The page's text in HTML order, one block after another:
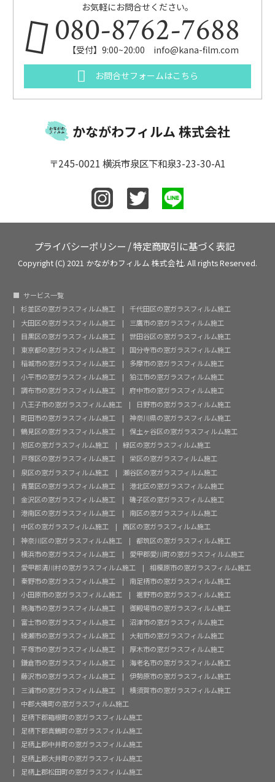
お気軽にお問合せください。
080-8762-7688
【受付】9:00~20:00 info@kana-film.com
お問合せフォームはこちら
かながわフィルム 株式会社
〒245-0021 横浜市泉区下和泉3-23-30-A1
プライバシーポリシー /特定商取引に基づく表記
Copyright (C) 2021 かながわフィルム 株式会社. All rights Reserved.
サービス一覧
杉並区の窓ガラスフィルム施工
千代田区の窓ガラスフィルム施工
大田区の窓ガラスフィルム施工
三鷹市の窓ガラスフィルム施工
目黒区の窓ガラスフィルム施工
世田谷区の窓ガラスフィルム施工
東京都の窓ガラスフィルム施工
国分寺市の窓ガラスフィルム施工
稲城市の窓ガラスフィルム施工
多摩市の窓ガラスフィルム施工
小平市の窓ガラスフィルム施工
狛江市の窓ガラスフィルム施工
調布市の窓ガラスフィルム施工
府中市の窓ガラスフィルム施工
八王子市の窓ガラスフィルム施工
日野市の窓ガラスフィルム施工
町田市の窓ガラスフィルム施工
神奈川県の窓ガラスフィルム施工
鶴見区の窓ガラスフィルム施工
保土ヶ谷区の窓ガラスフィルム施工
旭区の窓ガラスフィルム施工
緑区の窓ガラスフィルム施工
戸塚区の窓ガラスフィルム施工
栄区の窓ガラスフィルム施工
泉区の窓ガラスフィルム施工
瀬谷区の窓ガラスフィルム施工
青葉区の窓ガラスフィルム施工
港北区の窓ガラスフィルム施工
金沢区の窓ガラスフィルム施工
磯子区の窓ガラスフィルム施工
港南区の窓ガラスフィルム施工
南区の窓ガラスフィルム施工
中区の窓ガラスフィルム施工
西区の窓ガラスフィルム施工
神奈川区の窓ガラスフィルム施工
都筑区の窓ガラスフィルム施工
横浜市の窓ガラスフィルム施工
愛甲郡愛川町の窓ガラスフィルム施工
愛甲郡清川村の窓ガラスフィルム施工
相模原市の窓ガラスフィルム施工
秦野市の窓ガラスフィルム施工
南足柄市の窓ガラスフィルム施工
小田原市の窓ガラスフィルム施工
裾野市の窓ガラスフィルム施工
熱海市の窓ガラスフィルム施工
御殿場市の窓ガラスフィルム施工
富士市の窓ガラスフィルム施工
沼津市の窓ガラスフィルム施工
綾瀬市の窓ガラスフィルム施工
大和市の窓ガラスフィルム施工
平塚市の窓ガラスフィルム施工
厚木市の窓ガラスフィルム施工
鎌倉市の窓ガラスフィルム施工
海老名市の窓ガラスフィルム施工
藤沢市の窓ガラスフィルム施工
伊勢原市の窓ガラスフィルム施工
三浦市の窓ガラスフィルム施工
横須賀市の窓ガラスフィルム施工
中郡大磯町の窓ガラスフィルム施工
足柄下郡箱根町の窓ガラスフィルム施工
足柄下郡真鶴町の窓ガラスフィルム施工
足柄上郡中井町の窓ガラスフィルム施工
足柄上郡大井町の窓ガラスフィルム施工
足柄上郡松田町の窓ガラスフィルム施工